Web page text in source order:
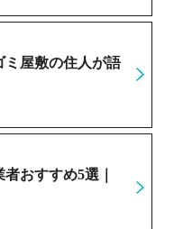
ミ屋敷の住人が語
おすすめ5選｜